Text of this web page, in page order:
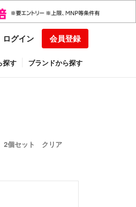
ログイン 会員登録
探す ブランドから探す
2個セット クリア